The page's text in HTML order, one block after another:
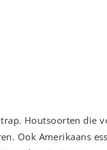
Houtsoorten die
Ook Amerikaans